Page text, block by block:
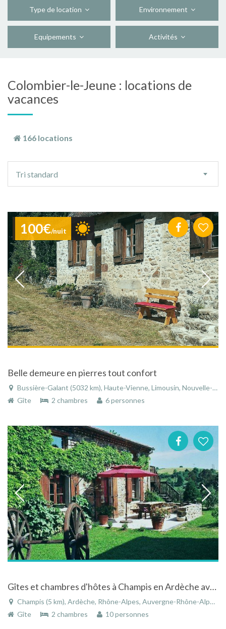
Type de location Environnement
Equipements Activités
Colombier-le-Jeune : locations de
vacances
166 locations
tri
Tri standard
100€/nuit
Belle demeure en pierres tout confort
Bussière-Galant (5032 km), Haute-Vienne, Limousin, Nouvelle-Aquitaine, France
Gîte
2 chambres 6 personnes
Gîtes et chambres d'hôtes à Champis en Ardèche avec piscine et rivière
Champis (5 km), Ardèche, Rhône-Alpes, Auvergne-Rhône-Alpes, France
Gîte
2 chambres 10 personnes